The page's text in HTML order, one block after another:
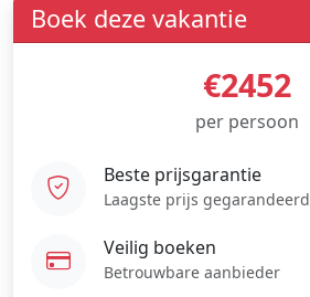
Boek deze vakantie
€2452
per persoon
Beste prijsgarantie
Laagste prijs gegarandeerd
Veilig boeken
Betrouwbare aanbieder